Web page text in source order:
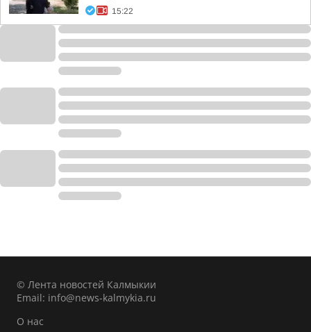
15:22
© Лента новостей Калмыкии
Email: info@news-kalmykia.ru
О нас